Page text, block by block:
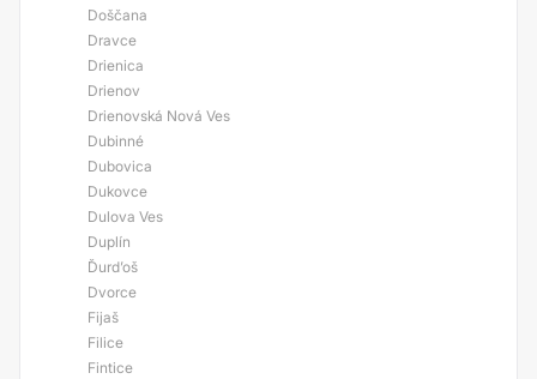
Doščana
Dravce
Drienica
Drienov
Drienovská Nová Ves
Dubinné
Dubovica
Dukovce
Dulova Ves
Duplín
Ďurd’oš
Dvorce
Fijaš
Filice
Fintice